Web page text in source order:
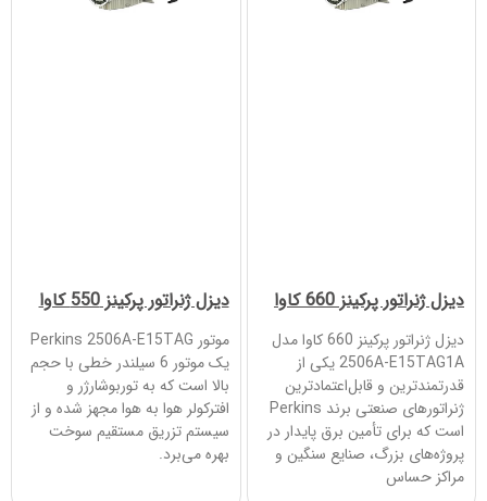
دیزل ژنراتور پرکینز 660 کاوا
دیزل ژنراتور پرکینز 660 کاوا مدل
2506A-E15TAG1A یکی از
قدرتمندترین و قابل‌اعتمادترین
ژنراتورهای صنعتی برند Perkins
است که برای تأمین برق پایدار در
پروژه‌های بزرگ، صنایع سنگین و
مراکز حساس
دیزل ژنراتور پرکینز 550 کاوا
موتور Perkins 2506A-E15TAG
یک موتور 6 سیلندر خطی با حجم
بالا است که به توربوشارژر و
افترکولر هوا به هوا مجهز شده و از
سیستم تزریق مستقیم سوخت
بهره می‌برد.